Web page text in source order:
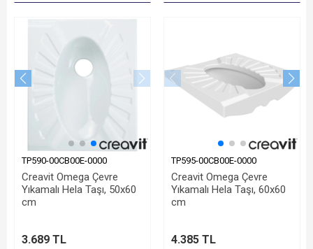
TP590-00CB00E-0000
Creavit Omega Çevre
Yıkamalı Hela Taşı, 50x60
cm
3.689 TL
TP595-00CB00E-0000
Creavit Omega Çevre
Yıkamalı Hela Taşı, 60x60
cm
4.385 TL